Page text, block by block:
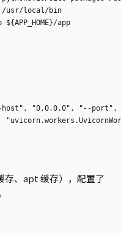
/usr/local/bin
app
host", "0.0.0.0", "--port",
存、apt 缓存），配置了